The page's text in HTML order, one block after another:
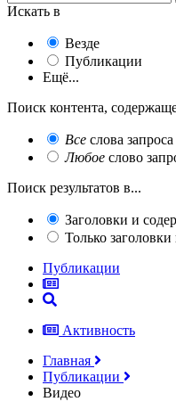
Искать в
Везде
Публикации
Ещё...
Поиск контента,
Все слова запроса
Любое слово
Поиск результатов в...
Заголовки и
Только заголовки
Публикации
Активность
Главная
Публикации
Видео